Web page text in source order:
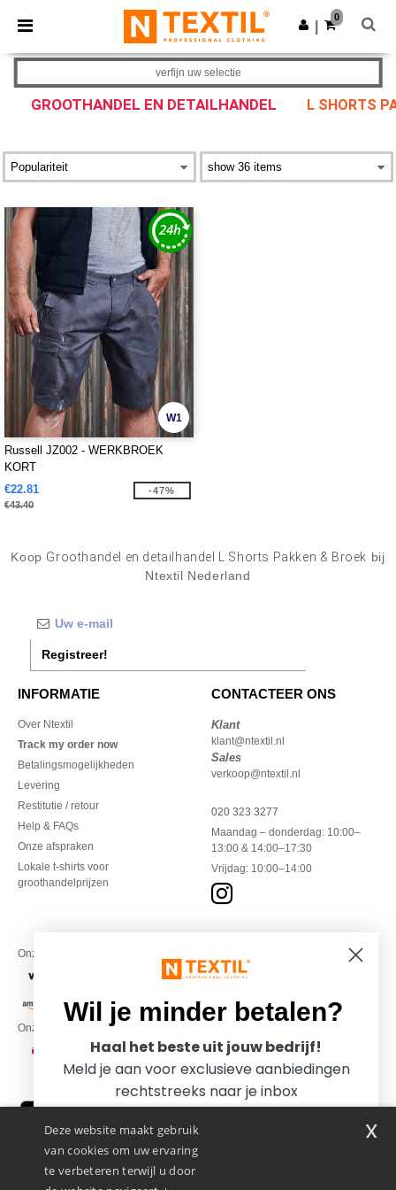
× Ntextil-app
Betere prijzen in de app!
Download app
0
GROOTHANDEL EN DETAILHANDEL L SHORTS
verfijn uw selectie
W1
Russell JZ002 - WERKBROEK
KORT
€22.81
€43.40
-47%
Koop Groothandel en detailhandel L Shorts Pakken & Broek bij
Ntextil Nederland
Registreer!
INFORMATIE
Over Ntextil
Track my order now
Betalingsmogelijkheden
Levering
Restitutie / retour
Help & FAQs
Onze afspraken
Lokale t-shirts voor
groothandelprijzen
CONTACTEER ONS
Klant
klant@ntextil.nl
Sales
verkoop@ntextil.nl
020 323 3277
Maandag – donderdag: 10:00–
13:00 & 14:00–17:30
Vrijdag: 10:00–14:00
Onze financiële partners
Onze transporteurs
Deze website maakt gebruik
van cookies om uw ervaring
te verbeteren terwijl u door
x
Wil je minder betalen?
Haal het beste uit jouw bedrijf!
Meld je aan voor exclusieve aanbiedingen
rechtstreeks naar je inbox